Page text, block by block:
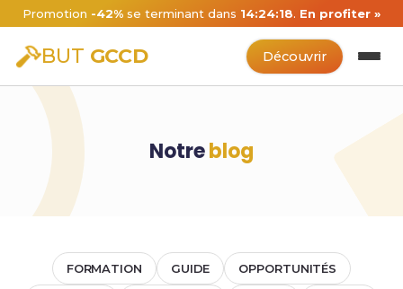
Promotion -42% se terminant dans 14:24:18. En profiter »
BUT GCCD Découvrir
Notreblog
FORMATION GUIDE OPPORTUNITÉS